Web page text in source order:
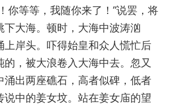
你等等，我随你来了！”说罢，将
下大海。顿时，大海中波涛汹
上岸头。吓得始皇和众人慌忙后
，被大浪卷入大海中去。忽又
涌出两座礁石，高者似碑，低者
中的姜女坟。站在姜女庙的望